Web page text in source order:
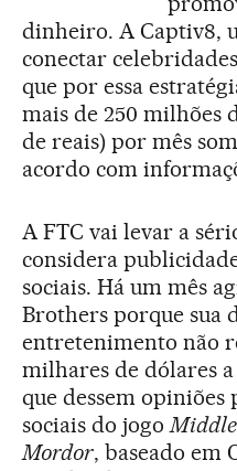
dinheiro. A Captiv8,
conectar
que por essa
mais de 250 milhões
de reais) por mês
acordo com
A FTC vai levar a
considera
sociais. Há um mês
Brothers porque sua
entretenimento não
milhares de dólares
que dessem opiniões
sociais do jogo
Mordor, baseado em